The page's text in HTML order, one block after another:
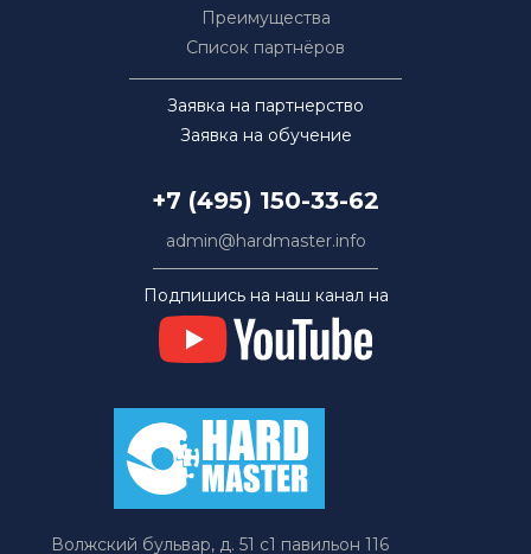
Преимущества
Список партнёров
Заявка на партнерство
Заявка на обучение
+7 (495) 150-33-62
admin@hardmaster.info
Подпишись на наш канал на
Волжский бульвар, д. 51 с1 павильон 116